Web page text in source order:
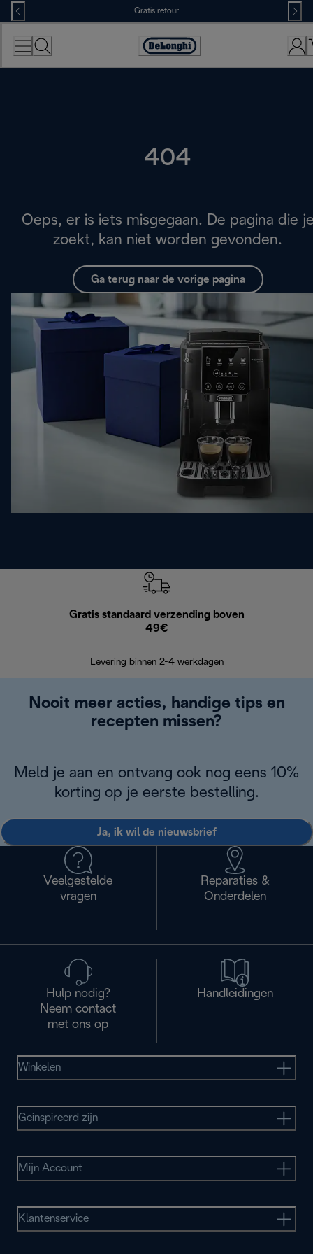
Skip
to
Content
Gratis retour
Accessibility
Statement
404
Oeps, er is iets misgegaan. De pagina die
zoekt, kan niet worden gevonden.
Ga terug naar de vorige pagina
Gratis standaard verzending boven
49€
Levering binnen 2-4 werkdagen
Nooit meer acties, handige tips en
recepten missen?
Meld je aan en ontvang ook nog eens 10%
korting op je eerste bestelling.
Ja, ik wil de nieuwsbrief
Veelgestelde
vragen
Reparaties &
Onderdelen
Hulp nodig?
Neem contact
met ons op
Handleidingen
Winkelen
Geinspireerd zijn
Mijn Account
Klantenservice